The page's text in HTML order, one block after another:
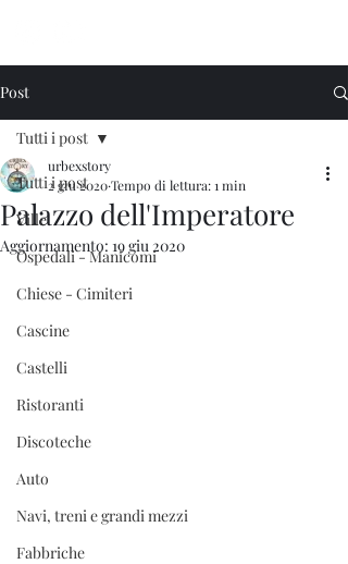
Post
Tutti i post
Ville
Ospedali - Manicomi
Chiese - Cimiteri
Cascine
Castelli
Ristoranti
Discoteche
Auto
Navi, treni e grandi mezzi
Fabbriche
Tutti i post
Palazzo dell'Imperatore
urbexstory
2 giu 2020Tempo di lettura: 1 min
Aggiornamento: 19 giu 2020